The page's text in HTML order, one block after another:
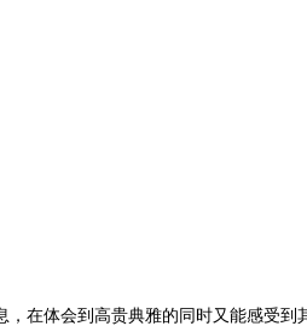
在体会到高贵典雅的同时又能感受到